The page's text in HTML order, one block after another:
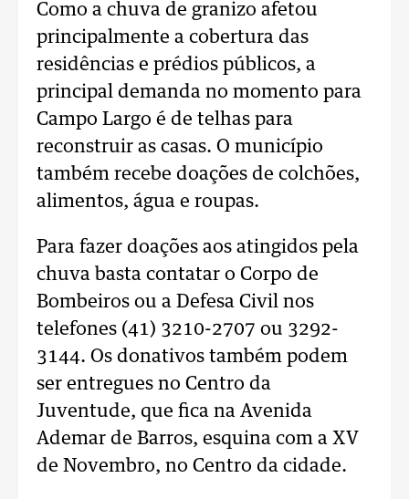
Como a chuva de granizo afetou
principalmente a cobertura das
residências e prédios públicos, a
principal demanda no momento para
Campo Largo é de telhas para
reconstruir as casas. O município
também recebe doações de colchões,
alimentos, água e roupas.
Para fazer doações aos atingidos pela
chuva basta contatar o Corpo de
Bombeiros ou a Defesa Civil nos
telefones (41) 3210-2707 ou 3292-
3144. Os donativos também podem
ser entregues no Centro da
Juventude, que fica na Avenida
Ademar de Barros, esquina com a XV
de Novembro, no Centro da cidade.